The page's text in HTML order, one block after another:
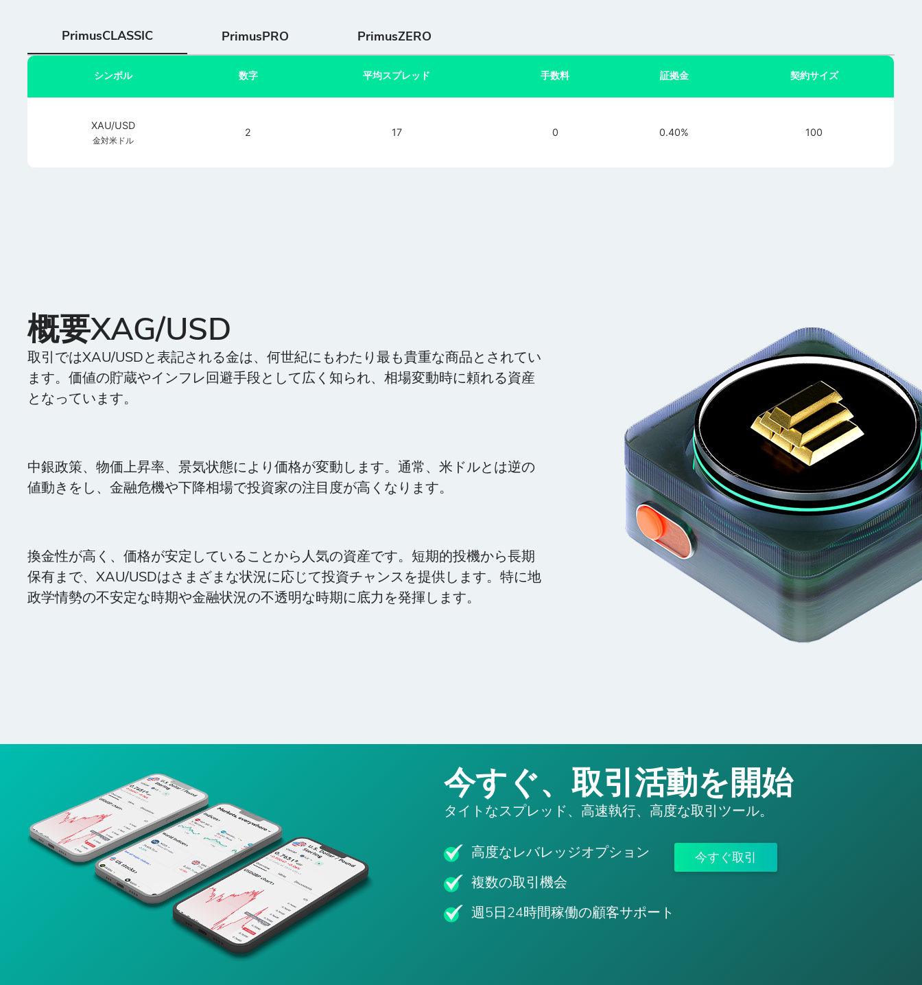
PrimusCLASSIC PrimusPRO PrimusZERO
シンボル 数字 平均スプレッド 手数料 証拠金 契約サイズ
XAU/USD
金対米ドル
2 17 0 0.40% 100
概要XAG/USD
取引ではXAU/USDと表記される金は、何世紀にもわたり最も貴重な商品とされてい
ます。価値の貯蔵やインフレ回避手段として広く知られ、相場変動時に頼れる資産
となっています。
中銀政策、物価上昇率、景気状態により価格が変動します。通常、米ドルとは逆の
値動きをし、金融危機や下降相場で投資家の注目度が高くなります。
換金性が高く、価格が安定していることから人気の資産です。短期的投機から長期
保有まで、XAU/USDはさまざまな状況に応じて投資チャンスを提供します。特に地
政学情勢の不安定な時期や金融状況の不透明な時期に底力を発揮します。
今すぐ、取引活動を開始
タイトなスプレッド、高速執行、高度な取引ツール。
高度なレバレッジオプション
複数の取引機会
週5日24時間稼働の顧客サポート
今すぐ取引